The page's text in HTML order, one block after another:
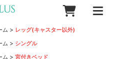
ム > レッグ(キャスター以外)
ム > シングル
ム >宮付きベッド